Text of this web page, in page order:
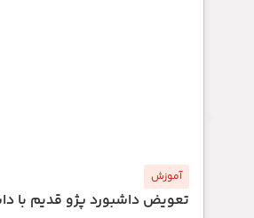
آموزش
تعویض داشبورد پژو قدیم با